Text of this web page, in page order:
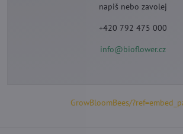
napiš nebo zavolej
+420 792 475 000
info@bioflower.cz
GrowBloomBees/